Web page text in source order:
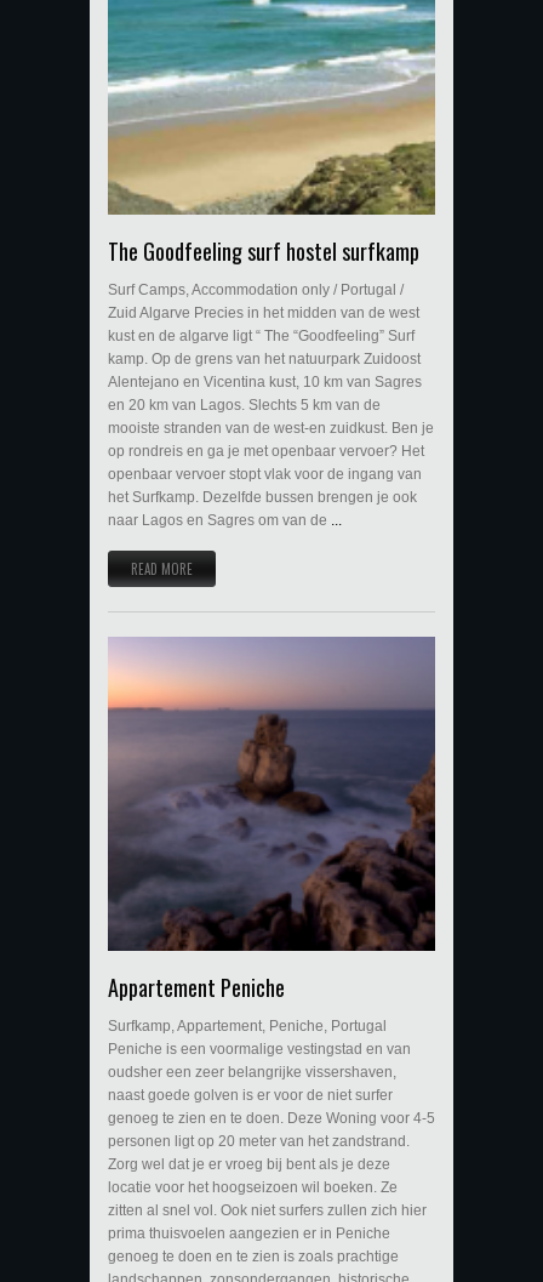
The Goodfeeling surf hostel surfkamp
Surf Camps, Accommodation only / Portugal /
Zuid Algarve Precies in het midden van de west
kust en de algarve ligt “ The “Goodfeeling” Surf
kamp. Op de grens van het natuurpark Zuidoost
Alentejano en Vicentina kust, 10 km van Sagres
en 20 km van Lagos. Slechts 5 km van de
mooiste stranden van de west-en zuidkust. Ben je
op rondreis en ga je met openbaar vervoer? Het
openbaar vervoer stopt vlak voor de ingang van
het Surfkamp. Dezelfde bussen brengen je ook
naar Lagos en Sagres om van de ...
READ MORE
Appartement Peniche
Surfkamp, Appartement, Peniche, Portugal
Peniche is een voormalige vestingstad en van
oudsher een zeer belangrijke vissershaven,
naast goede golven is er voor de niet surfer
genoeg te zien en te doen. Deze Woning voor 4-5
personen ligt op 20 meter van het zandstrand.
Zorg wel dat je er vroeg bij bent als je deze
locatie voor het hoogseizoen wil boeken. Ze
zitten al snel vol. Ook niet surfers zullen zich hier
prima thuisvoelen aangezien er in Peniche
genoeg te doen en te zien is zoals prachtige